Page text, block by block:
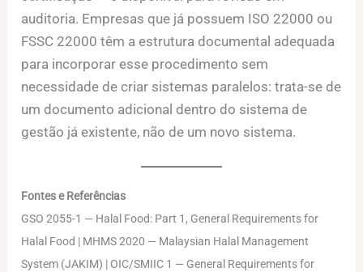
auditoria. Empresas que já possuem ISO 22000 ou
FSSC 22000 têm a estrutura documental adequada
para incorporar esse procedimento sem
necessidade de criar sistemas paralelos: trata-se de
um documento adicional dentro do sistema de
gestão já existente, não de um novo sistema.
Fontes e Referências
GSO 2055-1 — Halal Food: Part 1, General Requirements for
Halal Food | MHMS 2020 — Malaysian Halal Management
System (JAKIM) | OIC/SMIIC 1 — General Requirements for